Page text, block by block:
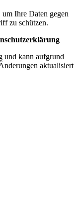
Ihre Daten gegen
zu schützen.
und kann aufgrund
aktualisiert